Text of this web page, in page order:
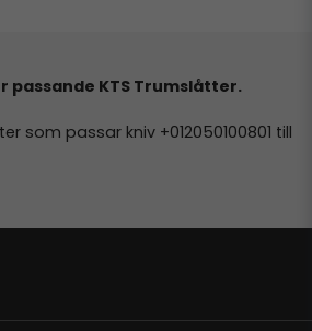
passande KTS Trumslåtter.
som passar kniv +012050100801 till